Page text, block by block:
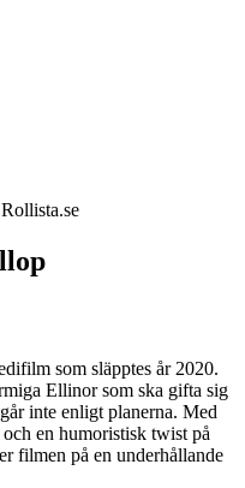
som släpptes år 2020.
Ellinor som ska gifta sig
inte enligt planerna. Med
en humoristisk twist på
filmen på en underhållande